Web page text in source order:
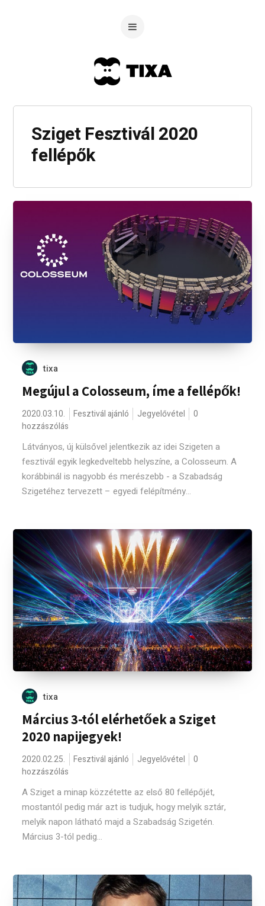
Sziget Fesztivál 2020
fellépők
tixa
Megújul a Colosseum, íme a fellépők!
2020.03.10. Fesztivál ajánló Jegyelővétel
0
hozzászólás
Látványos, új külsővel jelentkezik az idei Szigeten a
fesztivál egyik legkedveltebb helyszíne, a Colosseum. A
korábbinál is nagyobb és merészebb - a Szabadság
Szigetéhez tervezett – egyedi felépítmény...
tixa
Március 3-tól elérhetőek a Sziget
2020 napijegyek!
2020.02.25. Fesztivál ajánló Jegyelővétel
0
hozzászólás
A Sziget a minap közzétette az első 80 fellépőjét,
mostantól pedig már azt is tudjuk, hogy melyik sztár,
melyik napon látható majd a Szabadság Szigetén.
Március 3-tól pedig...